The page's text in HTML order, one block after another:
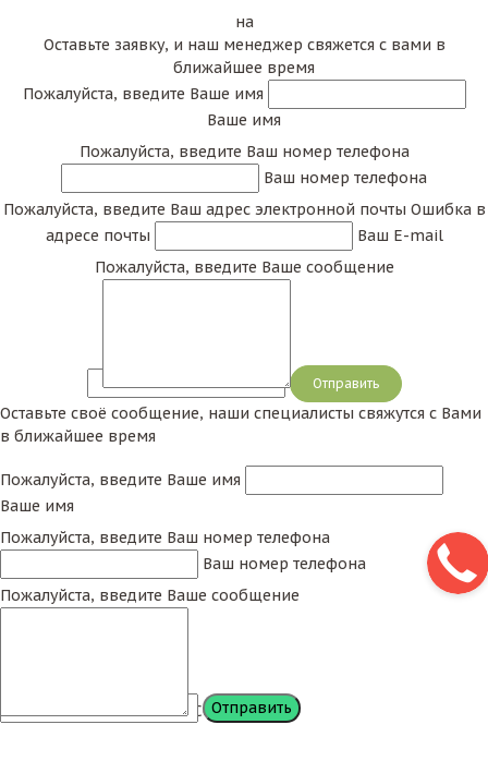
на
Оставьте заявку, и наш менеджер свяжется с вами в
ближайшее время
Пожалуйста, введите Ваше имя
Ваше имя
Пожалуйста, введите Ваш номер телефона
Ваш номер телефона
Пожалуйста, введите Ваш адрес электронной почты Ошибка в
адресе почты
Ваш E-mail
Пожалуйста, введите Ваше сообщение
Сообщение
Оставьте своё сообщение, наши специалисты свяжутся с Вами
в ближайшее время
Пожалуйста, введите Ваше имя
Ваше имя
Пожалуйста, введите Ваш номер телефона
Ваш номер телефона
Пожалуйста, введите Ваше сообщение
Сообщение